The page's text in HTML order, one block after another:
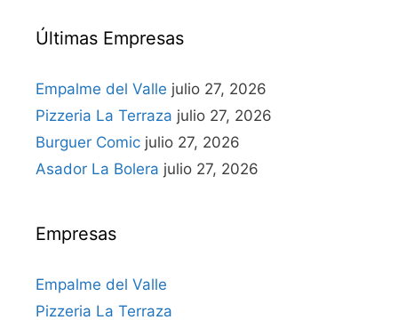
Últimas Empresas
Empalme del Valle julio 27, 2026
Pizzeria La Terraza julio 27, 2026
Burguer Comic julio 27, 2026
Asador La Bolera julio 27, 2026
Empresas
Empalme del Valle
Pizzeria La Terraza